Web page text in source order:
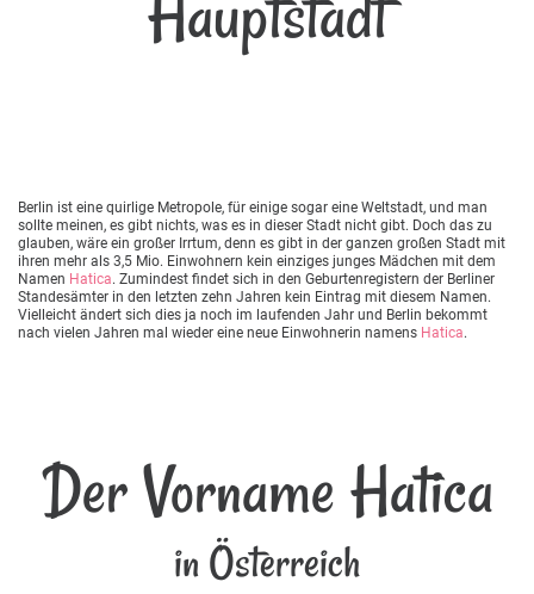
Berlin ist eine quirlige Metropole, für einige sogar eine Weltstadt, und man
sollte meinen, es gibt nichts, was es in dieser Stadt nicht gibt. Doch das zu
glauben, wäre ein großer Irrtum, denn es gibt in der ganzen großen Stadt mit
ihren mehr als 3,5 Mio. Einwohnern kein einziges junges Mädchen mit dem
Namen Hatica. Zumindest findet sich in den Geburtenregistern der Berliner
Standesämter in den letzten zehn Jahren kein Eintrag mit diesem Namen.
Vielleicht ändert sich dies ja noch im laufenden Jahr und Berlin bekommt
nach vielen Jahren mal wieder eine neue Einwohnerin namens Hatica.
Der Vorname Hatica
in Österreich